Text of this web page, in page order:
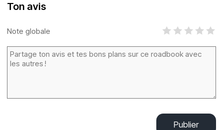
Ton avis
Note globale
Publier